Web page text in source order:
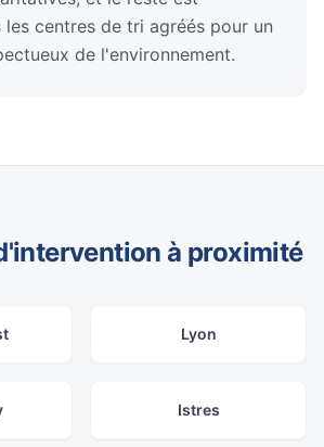
les centres de tri agréés pour un
de l'environnement.
à proximité
Lyon
Istres